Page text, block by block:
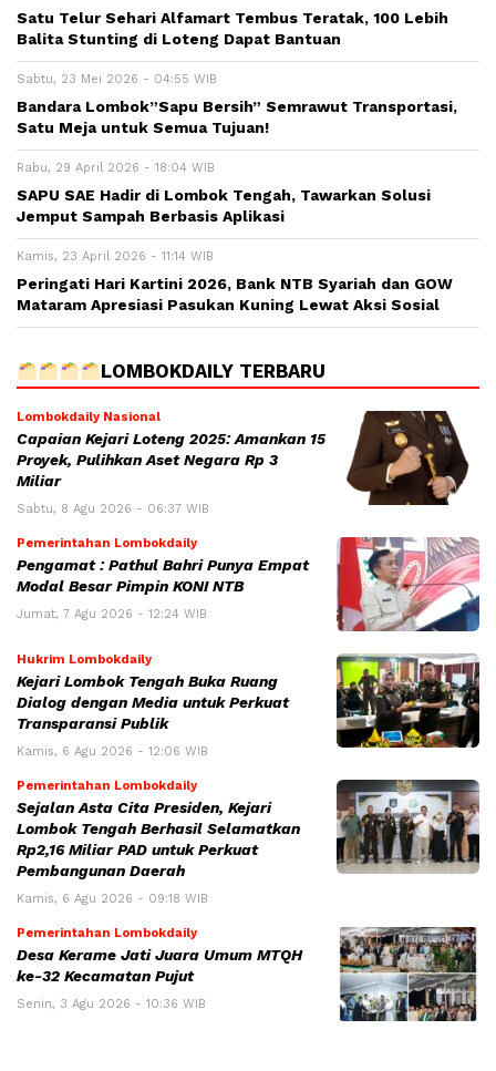
Satu Telur Sehari Alfamart Tembus Teratak, 100 Lebih
Balita Stunting di Loteng Dapat Bantuan
Sabtu, 23 Mei 2026 - 04:55 WIB
Bandara Lombok”Sapu Bersih” Semrawut Transportasi,
Satu Meja untuk Semua Tujuan!
Rabu, 29 April 2026 - 18:04 WIB
SAPU SAE Hadir di Lombok Tengah, Tawarkan Solusi
Jemput Sampah Berbasis Aplikasi
Kamis, 23 April 2026 - 11:14 WIB
Peringati Hari Kartini 2026, Bank NTB Syariah dan GOW
Mataram Apresiasi Pasukan Kuning Lewat Aksi Sosial
LOMBOKDAILY TERBARU
Lombokdaily Nasional
Capaian Kejari Loteng 2025: Amankan 15
Proyek, Pulihkan Aset Negara Rp 3
Miliar
Sabtu, 8 Agu 2026 - 06:37 WIB
Pemerintahan Lombokdaily
Pengamat : Pathul Bahri Punya Empat
Modal Besar Pimpin KONI NTB
Jumat, 7 Agu 2026 - 12:24 WIB
Hukrim Lombokdaily
Kejari Lombok Tengah Buka Ruang
Dialog dengan Media untuk Perkuat
Transparansi Publik
Kamis, 6 Agu 2026 - 12:06 WIB
Pemerintahan Lombokdaily
Sejalan Asta Cita Presiden, Kejari
Lombok Tengah Berhasil Selamatkan
Rp2,16 Miliar PAD untuk Perkuat
Pembangunan Daerah
Kamis, 6 Agu 2026 - 09:18 WIB
Pemerintahan Lombokdaily
Desa Kerame Jati Juara Umum MTQH
ke-32 Kecamatan Pujut
Senin, 3 Agu 2026 - 10:36 WIB